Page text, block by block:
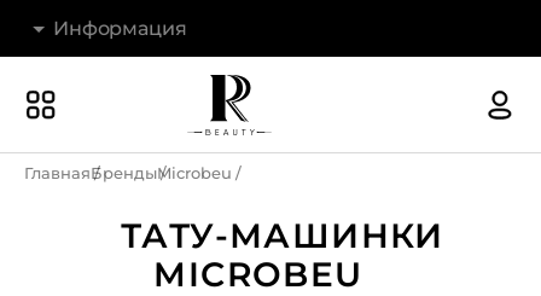
Информация
Наши магазины
О компании
ГлавнаяБрендыMicrobeu
ТАТУ-МАШИНКИ
MICROBEU